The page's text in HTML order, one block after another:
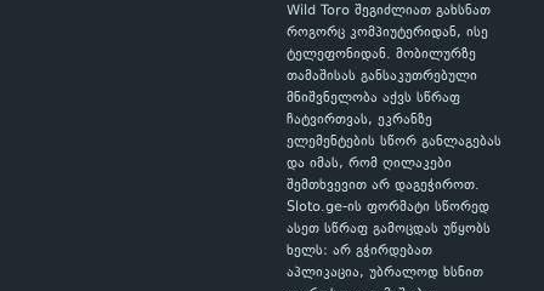
Wild Toro შეგიძლიათ გახსნათ
როგორც კომპიუტერიდან, ისე
ტელეფონიდან. მობილურზე
თამაშისას განსაკუთრებული
მნიშვნელობა აქვს სწრაფ
ჩატვირთვას, ეკრანზე
ელემენტების სწორ განლაგებას
და იმას, რომ ღილაკები
შემთხვევით არ დაგეჭიროთ.
Sloto.ge-ის ფორმატი სწორედ
ასეთ სწრაფ გამოცდას უწყობს
ხელს: არ გჭირდებათ
აპლიკაცია, უბრალოდ ხსნით